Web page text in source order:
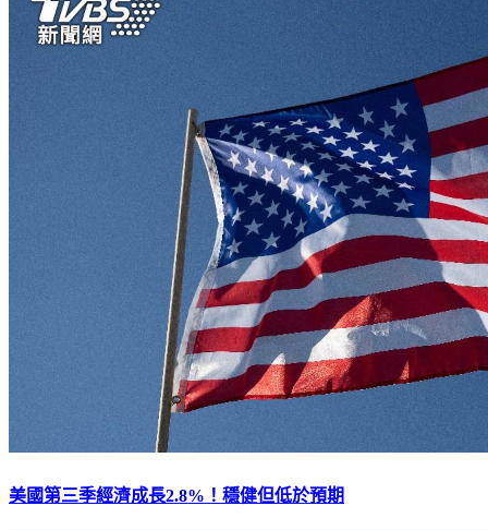
美國第三季經濟成長2.8%！穩健但低於預期